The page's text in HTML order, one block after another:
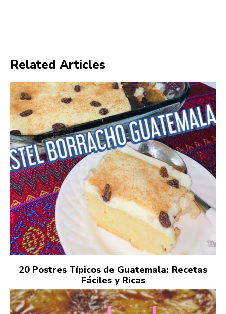
Related Articles
20 Postres Típicos de Guatemala: Recetas
Fáciles y Ricas